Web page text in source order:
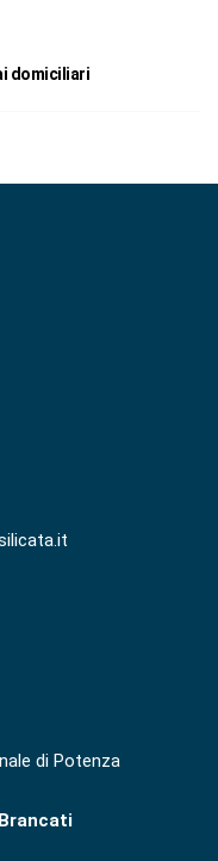
domiciliari
di Potenza